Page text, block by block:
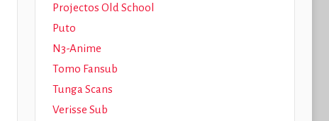
Projectos Old School
Puto
N3-Anime
Tomo Fansub
Tunga Scans
Verisse Sub